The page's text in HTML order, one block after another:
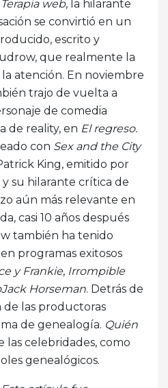
Terapia web, la hilarante
se convirtió en un
escrito y
que realmente la
atención. En noviembre
trajo de vuelta a
de comedia
de reality, en El regreso.
con Sex and the City
King, emitido por
su hilarante crítica de
aún más relevante en
casi 10 años después
también ha tenido
programas exitosos
y Frankie, Irrompible
Horseman. Detrás de
de las productoras
de genealogía. Quién
las celebridades, como
genealógicos.